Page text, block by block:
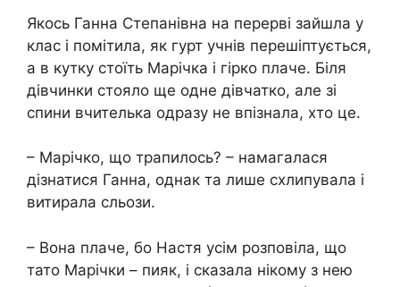
Якось Ганна Степанівна на перерві зайшла у
клас і помітила, як гурт учнів перешіптується,
а в кутку стоїть Марічка і гірко плаче. Біля
дівчинки стояло ще одне дівчатко, але зі
спини вчителька одразу не впізнала, хто це.
– Марічко, що трапилось? – намагалася
дізнатися Ганна, однак та лише схлипувала і
витирала сльози.
– Вона плаче, бо Настя усім розповіла, що
тато Марічки – пияк, і сказала нікому з нею